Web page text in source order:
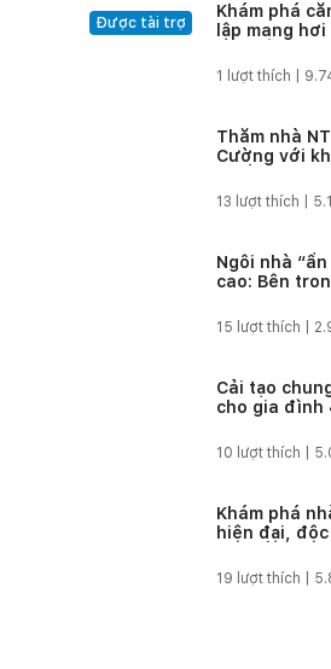
Được tài trợ
Khám phá
lập mang
châu Âu tại
nhất Nha
1
lượt thích |
Thăm nhà
Cường với
nhiều cây
năng lượng
13 lượt thích |
Ngôi nhà
cao: Bên
15 lượt thích |
Cải tạo
cho gia đình
10 lượt thích |
Khám phá
hiện đại,
máy lồng
Hải Phòng
19 lượt thích |